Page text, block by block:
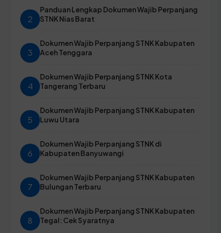
2
Panduan Lengkap Dokumen Wajib Perpanjang
STNK Nias Barat
3
Dokumen Wajib Perpanjang STNK Kabupaten
Aceh Tenggara
4
Dokumen Wajib Perpanjang STNK Kota
Tangerang Terbaru
5
Dokumen Wajib Perpanjang STNK Kabupaten
Luwu Utara
6
Dokumen Wajib Perpanjang STNK di
Kabupaten Banyuwangi
7
Dokumen Wajib Perpanjang STNK Kabupaten
Bulungan Terbaru
8
Dokumen Wajib Perpanjang STNK Kabupaten
Tegal: Cek Syaratnya